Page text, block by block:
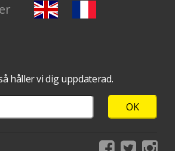
håller vi dig uppdaterad.